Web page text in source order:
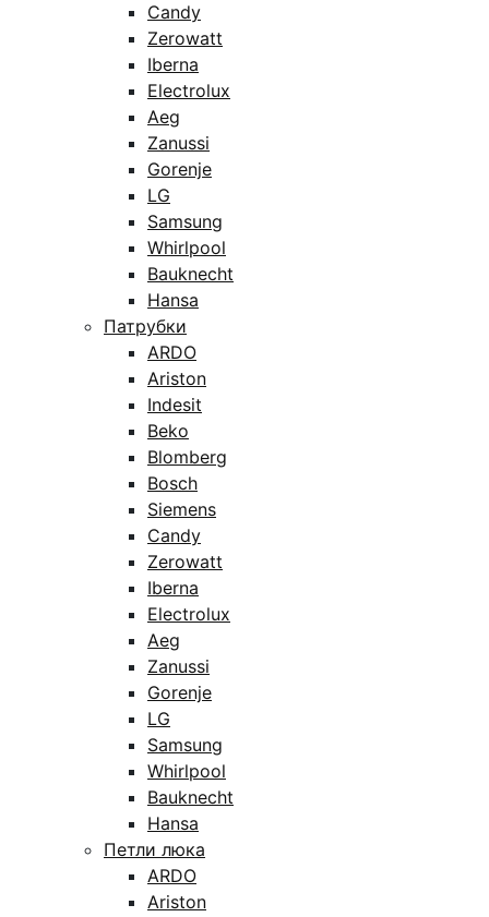
Candy
Zerowatt
Iberna
Electrolux
Aeg
Zanussi
Gorenje
LG
Samsung
Whirlpool
Bauknecht
Hansa
Патрубки
ARDO
Ariston
Indesit
Beko
Blomberg
Bosch
Siemens
Candy
Zerowatt
Iberna
Electrolux
Aeg
Zanussi
Gorenje
LG
Samsung
Whirlpool
Bauknecht
Hansa
Петли люка
ARDO
Ariston